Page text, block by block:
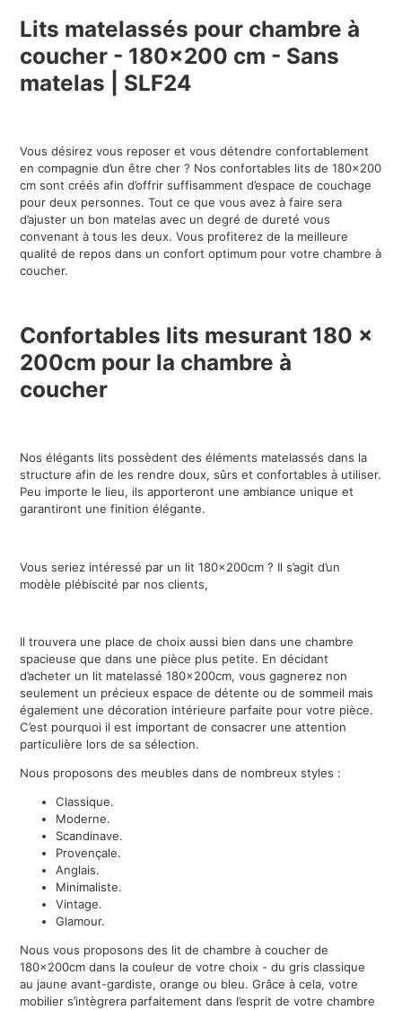
Lits matelassés pour chambre à
coucher - 180x200 cm - Sans
matelas | SLF24
Vous désirez vous reposer et vous détendre confortablement
en compagnie d’un être cher ? Nos confortables lits de 180x200
cm sont créés afin d’offrir suffisamment d’espace de couchage
pour deux personnes. Tout ce que vous avez à faire sera
d’ajuster un bon matelas avec un degré de dureté vous
convenant à tous les deux. Vous profiterez de la meilleure
qualité de repos dans un confort optimum pour votre chambre à
coucher.
Confortables lits mesurant 180 x
200cm pour la chambre à
coucher
Nos élégants lits possèdent des éléments matelassés dans la
structure afin de les rendre doux, sûrs et confortables à utiliser.
Peu importe le lieu, ils apporteront une ambiance unique et
garantiront une finition élégante.
Vous seriez intéressé par un lit 180x200cm ? Il s’agit d’un
modèle plébiscité par nos clients,
Il trouvera une place de choix aussi bien dans une chambre
spacieuse que dans une pièce plus petite. En décidant
d’acheter un lit matelassé 180x200cm, vous gagnerez non
seulement un précieux espace de détente ou de sommeil mais
également une décoration intérieure parfaite pour votre pièce.
C’est pourquoi il est important de consacrer une attention
particulière lors de sa sélection.
Nous proposons des meubles dans de nombreux styles :
Classique.
Moderne.
Scandinave.
Provençale.
Anglais.
Minimaliste.
Vintage.
Glamour.
Nous vous proposons des lit de chambre à coucher de
180x200cm dans la couleur de votre choix - du gris classique
au jaune avant-gardiste, orange ou bleu. Grâce à cela, votre
mobilier s’intègrera parfaitement dans l’esprit de votre chambre